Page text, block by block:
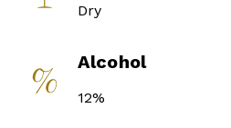
Dry
Alcohol
12%